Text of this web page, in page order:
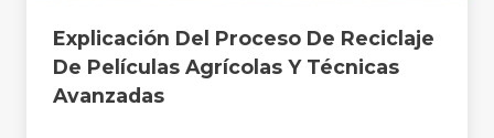
Explicación Del Proceso De Reciclaje
De Películas Agrícolas Y Técnicas
Avanzadas